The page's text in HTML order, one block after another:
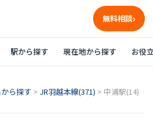
無料相談
駅から探す 現在地から探す お役
ら探す > JR羽越本線(371) > 中浦駅(14)